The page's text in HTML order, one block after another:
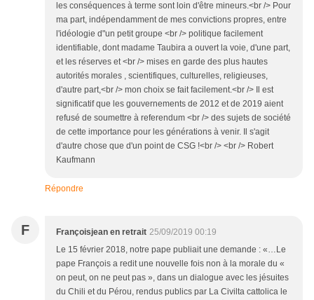
les conséquences à terme sont loin d'être mineurs.<br /> Pour
ma part, indépendamment de mes convictions propres, entre
l'idéologie d"un petit groupe <br /> politique facilement
identifiable, dont madame Taubira a ouvert la voie, d'une part,
et les réserves et <br /> mises en garde des plus hautes
autorités morales , scientifiques, culturelles, religieuses,
d'autre part,<br /> mon choix se fait facilement.<br /> Il est
significatif que les gouvernements de 2012 et de 2019 aient
refusé de soumettre à referendum <br /> des sujets de société
de cette importance pour les générations à venir. Il s'agit
d'autre chose que d'un point de CSG !<br /> <br /> Robert
Kaufmann
Répondre
F Françoisjean en retrait 25/09/2019 00:19
Le 15 février 2018, notre pape publiait une demande : «…Le
pape François a redit une nouvelle fois non à la morale du «
on peut, on ne peut pas », dans un dialogue avec les jésuites
du Chili et du Pérou, rendus publics par La Civilta cattolica le